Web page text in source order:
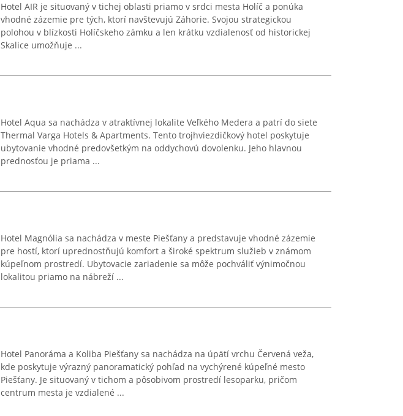
Hotel AIR je situovaný v tichej oblasti priamo v srdci mesta Holíč a ponúka
vhodné zázemie pre tých, ktorí navštevujú Záhorie. Svojou strategickou
polohou v blízkosti Holíčskeho zámku a len krátku vzdialenosť od historickej
Skalice umožňuje ...
Hotel Aqua sa nachádza v atraktívnej lokalite Veľkého Medera a patrí do siete
Thermal Varga Hotels & Apartments. Tento trojhviezdičkový hotel poskytuje
ubytovanie vhodné predovšetkým na oddychovú dovolenku. Jeho hlavnou
prednosťou je priama ...
Hotel Magnólia sa nachádza v meste Piešťany a predstavuje vhodné zázemie
pre hostí, ktorí uprednostňujú komfort a široké spektrum služieb v známom
kúpeľnom prostredí. Ubytovacie zariadenie sa môže pochváliť výnimočnou
lokalitou priamo na nábreží ...
Hotel Panoráma a Koliba Piešťany sa nachádza na úpätí vrchu Červená veža,
kde poskytuje výrazný panoramatický pohľad na vychýrené kúpeľné mesto
Piešťany. Je situovaný v tichom a pôsobivom prostredí lesoparku, pričom
centrum mesta je vzdialené ...